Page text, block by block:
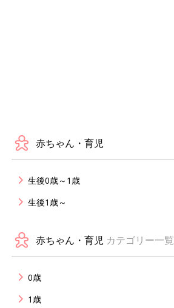
赤ちゃん・育児
生後0歳～1歳
生後1歳～
赤ちゃん・育児 カテゴリー一覧
0歳
1歳